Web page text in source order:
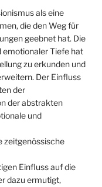
als eine
die den Weg für
geebnet hat. Die
emotionaler Tiefe hat
zu erkunden und
Der Einfluss
der
der abstrakten
und
zeitgenössische
Einfluss auf die
dazu ermutigt,